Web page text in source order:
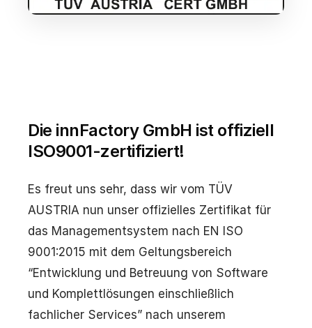
Die innFactory GmbH ist offiziell
ISO9001-zertifiziert!
Es freut uns sehr, dass wir vom TÜV
AUSTRIA nun unser offizielles Zertifikat für
das Managementsystem nach EN ISO
9001:2015 mit dem Geltungsbereich
“Entwicklung und Betreuung von Software
und Komplettlösungen einschließlich
fachlicher Services” nach unserem